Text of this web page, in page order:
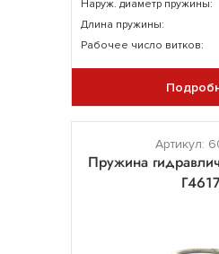
Наруж. диаметр пружины:
Длина пружины:
Рабочее число витков:
Артикул:
Пружина